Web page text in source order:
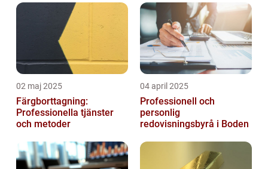
02 maj 2025
Färgborttagning:
Professionella tjänster
och metoder
04 april 2025
Professionell och
personlig
redovisningsbyrå i Boden